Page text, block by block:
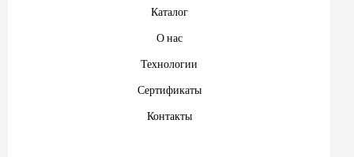
Каталог
О нас
Технологии
Сертификаты
Контакты